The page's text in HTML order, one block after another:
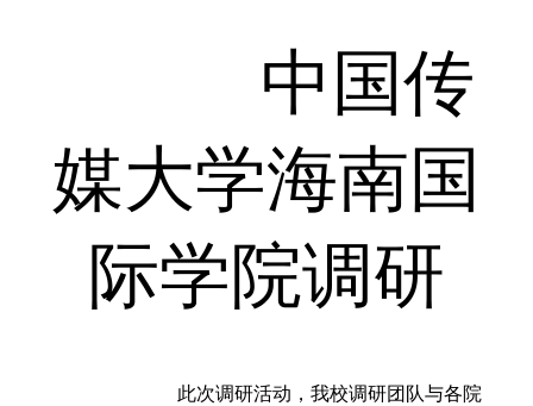
中国传
媒大学海南国
际学院调研
此次调研活动，我校调研团队与各院